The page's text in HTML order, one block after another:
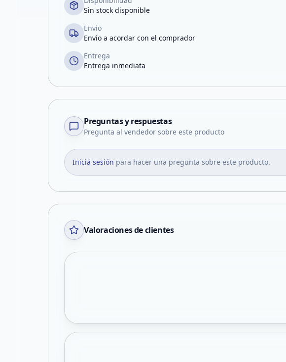
Sin stock disponible
Envío
Envío a acordar con el comprador
Entrega
Entrega inmediata
Preguntas y respuestas
Pregunta al vendedor sobre este producto
Iniciá sesión para hacer una pregunta sobre este producto.
Valoraciones de clientes